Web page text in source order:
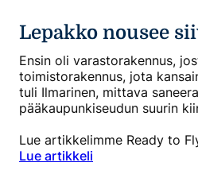
Lepakko nousee
Ensin oli varastorakennus,
toimistorakennus, jota
tuli Ilmarinen, mittava
pääkaupunkiseudun suurin
Lue artikkelimme Ready to
Lue artikkeli